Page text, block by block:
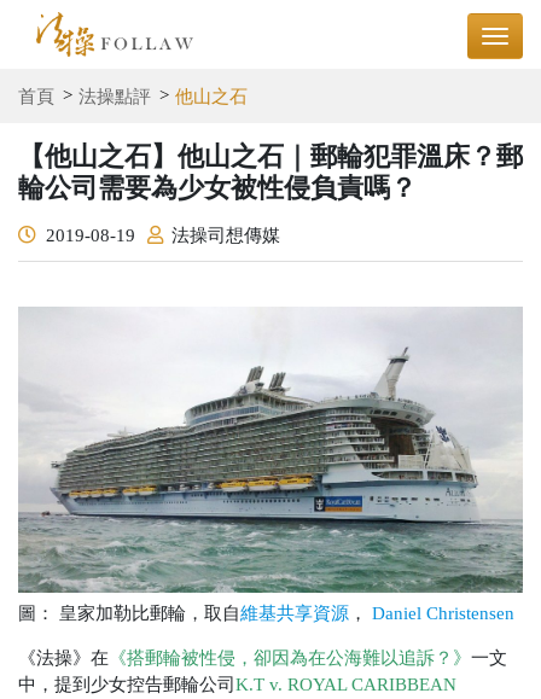
首頁 法操點評 他山之石
【他山之石】他山之石｜郵輪犯罪溫床？郵
輪公司需要為少女被性侵負責嗎？
2019-08-19 法操司想傳媒
圖： 皇家加勒比郵輪，取自維基共享資源 ， Daniel Christensen
《法操》在 《搭郵輪被性侵，卻因為在公海難以追訴？》 一文
中，提到少女控告郵輪公司 K.T v. ROYAL CARIBBEAN